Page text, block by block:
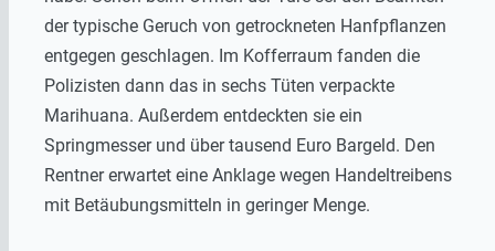
der typische Geruch von getrockneten Hanfpflanzen
entgegen geschlagen. Im Kofferraum fanden die
Polizisten dann das in sechs Tüten verpackte
Marihuana. Außerdem entdeckten sie ein
Springmesser und über tausend Euro Bargeld. Den
Rentner erwartet eine Anklage wegen Handeltreibens
mit Betäubungsmitteln in geringer Menge.